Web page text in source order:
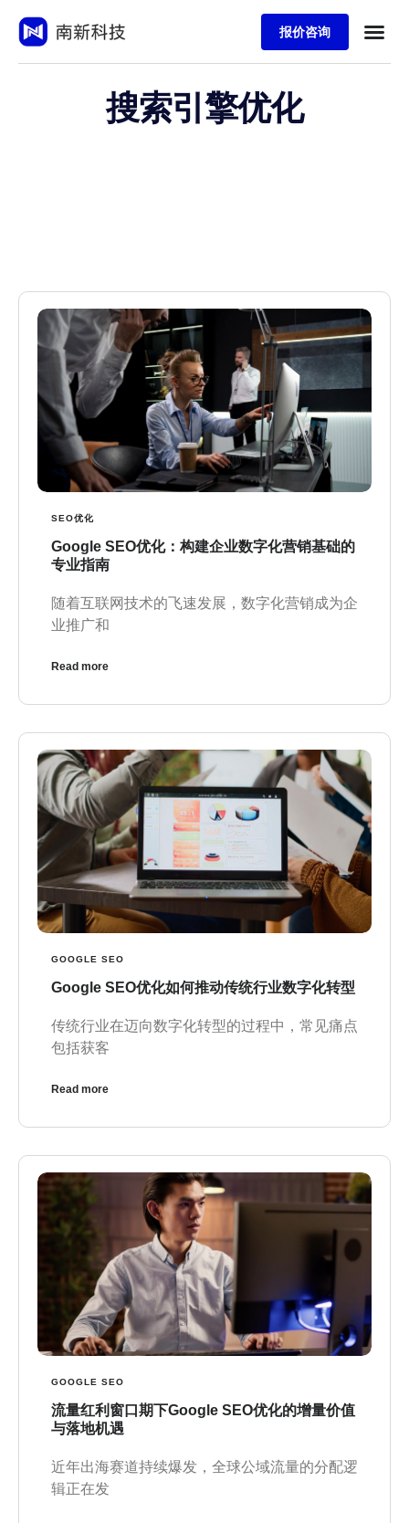
报价咨询
搜索引擎优化
SEO优化
Google SEO优化：构建企业数字化营销基础的
专业指南
随着互联网技术的飞速发展，数字化营销成为企
业推广和
Read more
GOOGLE SEO
Google SEO优化如何推动传统行业数字化转型
传统行业在迈向数字化转型的过程中，常见痛点
包括获客
Read more
GOOGLE SEO
流量红利窗口期下Google SEO优化的增量价值
与落地机遇
近年出海赛道持续爆发，全球公域流量的分配逻
辑正在发